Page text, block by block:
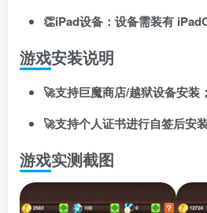
👏iPad设备：设备需装有
游戏安装说明
🚀支持巨魔商店/越狱设备安装；
🚀支持个人证书进行自签后安
游戏实测截图